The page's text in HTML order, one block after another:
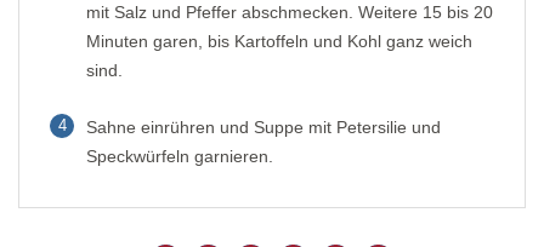
mit Salz und Pfeffer abschmecken. Weitere 15 bis 20
Minuten garen, bis Kartoffeln und Kohl ganz weich
sind.
4
Sahne einrühren und Suppe mit Petersilie und
Speckwürfeln garnieren.